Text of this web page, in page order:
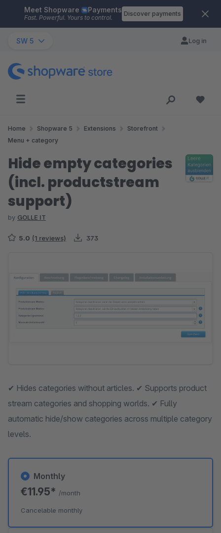
Skip to main content
Meet Shopware Payments
Fast. Powerful. Yours to control.
Discover payments
SW 5 Log in
Home Shopware 5 Extensions
Storefront
Menu + category
Hide empty categories
(incl. productstream
support)
by GOLLE IT
5.0 (1 reviews) 373
✔︎ Hides categories without articles. ✔︎ Supports product
stream categories and shopping worlds. ✔︎ Fully
automatic hide/show categories across multiple category
levels.
Monthly
€11.95* /month
Cancelable monthly